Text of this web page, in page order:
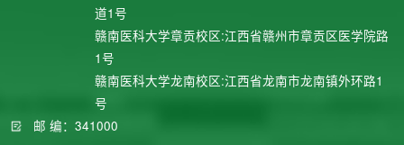
道1号
赣南医科大学章贡校区:江西省赣州市章贡区医学院路
1号
赣南医科大学龙南校区:江西省龙南市龙南镇外环路1
号
邮 编：341000